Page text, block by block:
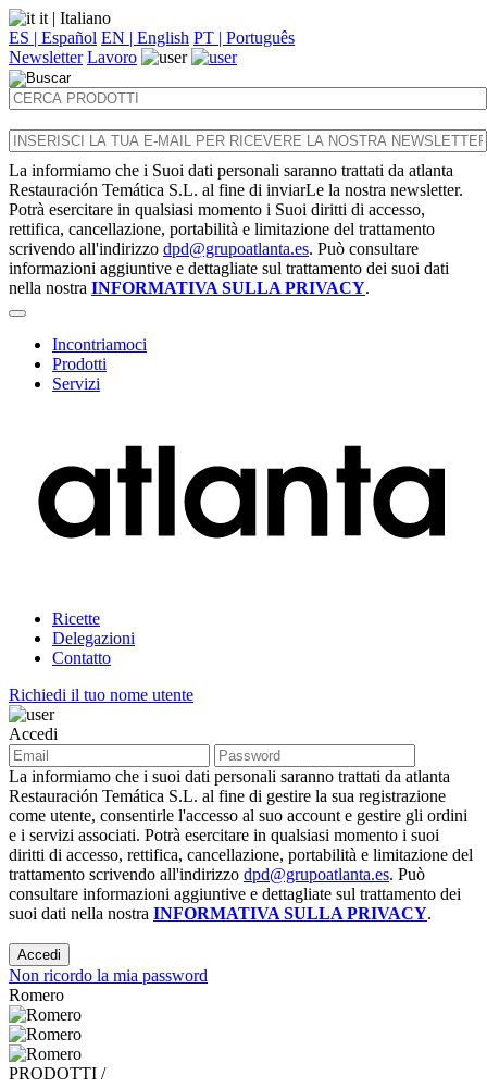
it | Italiano
ES | Español EN | English PT | Português
Newsletter Lavoro
La informiamo che i Suoi dati personali saranno trattati da atlanta
Restauración Temática S.L. al fine di inviarLe la nostra newsletter.
Potrà esercitare in qualsiasi momento i Suoi diritti di accesso,
rettifica, cancellazione, portabilità e limitazione del trattamento
scrivendo all'indirizzo dpd@grupoatlanta.es. Può consultare
informazioni aggiuntive e dettagliate sul trattamento dei suoi dati
nella nostra INFORMATIVA SULLA PRIVACY.
Incontriamoci
Prodotti
Servizi
Ricette
Delegazioni
Contatto
Richiedi il tuo nome utente
Accedi
La informiamo che i suoi dati personali saranno trattati da atlanta
Restauración Temática S.L. al fine di gestire la sua registrazione
come utente, consentirle l'accesso al suo account e gestire gli ordini
e i servizi associati. Potrà esercitare in qualsiasi momento i suoi
diritti di accesso, rettifica, cancellazione, portabilità e limitazione del
trattamento scrivendo all'indirizzo dpd@grupoatlanta.es. Può
consultare informazioni aggiuntive e dettagliate sul trattamento dei
suoi dati nella nostra INFORMATIVA SULLA PRIVACY.
Accedi
Non ricordo la mia password
Romero
PRODOTTI /